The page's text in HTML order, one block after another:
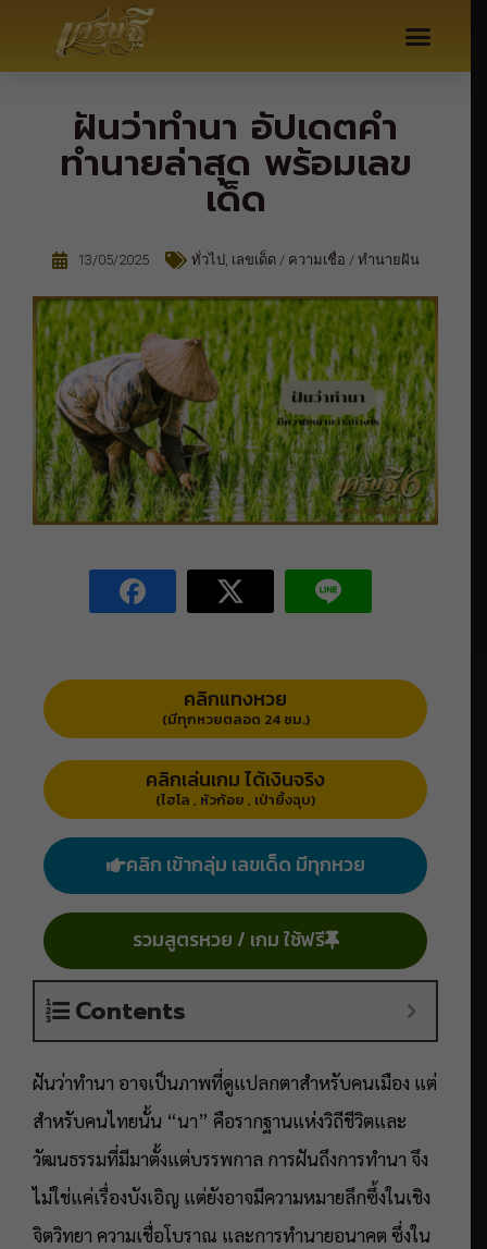
ฝันว่าทำนา อัปเดตคำ
ทำนายล่าสุด พร้อมเลข
เด็ด
13/05/2025 ทั่วไป, เลขเด็ด / ความเชื่อ / ทำนายฝัน
คลิกแทงหวย
(มีทุกหวยตลอด 24 ชม.)
คลิกเล่นเกม ได้เงินจริง
(ไฮโล , หัวก้อย , เป่ายิ้งฉุบ)
คลิก เข้ากลุ่ม เลขเด็ด มีทุกหวย
รวมสูตรหวย / เกม ใช้ฟรี
Contents
ฝันว่าทำนา อาจเป็นภาพที่ดูแปลกตาสำหรับคนเมือง แต่
สำหรับคนไทยนั้น “นา” คือรากฐานแห่งวิถีชีวิตและ
วัฒนธรรมที่มีมาตั้งแต่บรรพกาล การฝันถึงการทำนา จึง
ไม่ใช่แค่เรื่องบังเอิญ แต่ยังอาจมีความหมายลึกซึ้งในเชิง
จิตวิทยา ความเชื่อโบราณ และการทำนายอนาคต ซึ่งใน